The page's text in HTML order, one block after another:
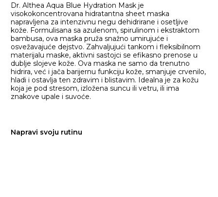
Dr. Althea Aqua Blue Hydration Mask je
visokokoncentrovana hidratantna sheet maska
napravljena za intenzivnu negu dehidrirane i osetljive
kože. Formulisana sa azulenom, spirulinom i ekstraktom
bambusa, ova maska pruža snažno umirujuće i
osvežavajuće dejstvo. Zahvaljujući tankom i fleksibilnom
materijalu maske, aktivni sastojci se efikasno prenose u
dublje slojeve kože. Ova maska ne samo da trenutno
hidrira, već i jača barijernu funkciju kože, smanjuje crvenilo,
hladi i ostavlja ten zdravim i blistavim. Idealna je za kožu
koja je pod stresom, izložena suncu ili vetru, ili ima
znakove upale i suvoće.
Napravi svoju rutinu